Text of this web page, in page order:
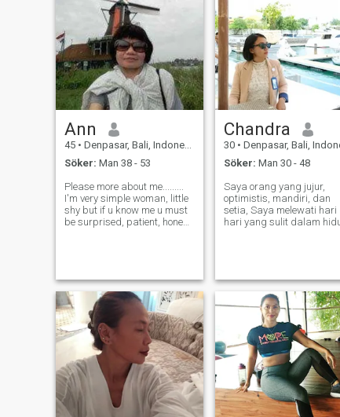
Ann
45 • Denpasar, Bali, Indonesien
Söker: Man 38 - 53
Please more about me.........
I'm very simple woman, little
shy but if u know me u must
be surprised, patient, honest,
looking girl who
Chandra
30 • Denpasar, Bali,
Söker: Man 30 - 48
Saya orang yang jujur,
optimistis, mandiri, dan
setia, Saya melewati hari
hari yang sulit dalam
menyerah dalam hidup
begitu juga dalam
hu